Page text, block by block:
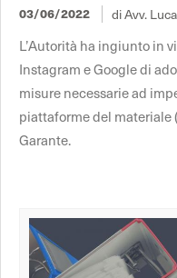
03/06/2022 di Avv.
L’Autorità ha ingiunto in
Instagram e Google di
misure necessarie ad
piattaforme del materiale
Garante.